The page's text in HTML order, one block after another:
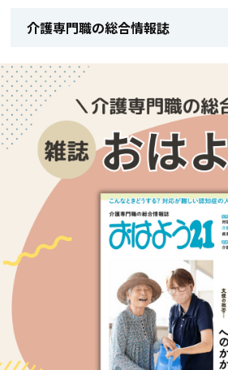
介護専門職の総合情報誌